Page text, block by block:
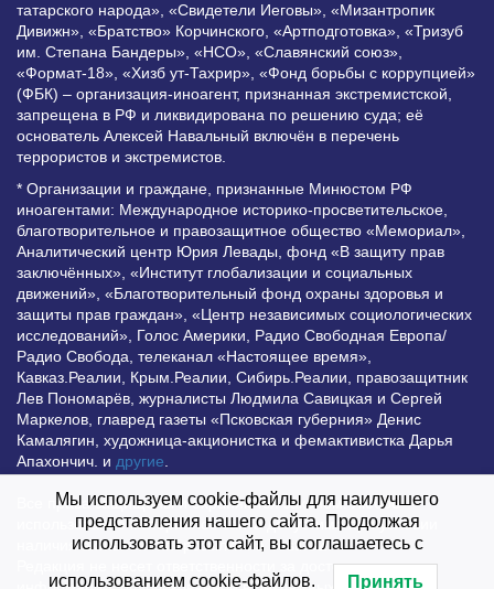
татарского народа», «Свидетели Иеговы», «Мизантропик
Дивижн», «Братство» Корчинского, «Артподготовка», «Тризуб
им. Степана Бандеры», «НСО», «Славянский союз»,
«Формат-18», «Хизб ут-Тахрир», «Фонд борьбы с коррупцией»
(ФБК) – организация-иноагент, признанная экстремистской,
запрещена в РФ и ликвидирована по решению суда; её
основатель Алексей Навальный включён в перечень
террористов и экстремистов.
* Организации и граждане, признанные Минюстом РФ
иноагентами: Международное историко-просветительское,
благотворительное и правозащитное общество «Мемориал»,
Аналитический центр Юрия Левады, фонд «В защиту прав
заключённых», «Институт глобализации и социальных
движений», «Благотворительный фонд охраны здоровья и
защиты прав граждан», «Центр независимых социологических
исследований», Голос Америки, Радио Свободная Европа/
Радио Свобода, телеканал «Настоящее время»,
Кавказ.Реалии, Крым.Реалии, Сибирь.Реалии, правозащитник
Лев Пономарёв, журналисты Людмила Савицкая и Сергей
Маркелов, главред газеты «Псковская губерния» Денис
Камалягин, художница-акционистка и фемактивистка Дарья
Апахончич. и другие
Все права защищены и охраняются законом. Любое
использование материалов сайта допустимо при условии
наличия активной гиперссылки на Vesti.UZ.
Редакция не несет ответственности за достоверность
Мы используем cookie-файлы для наилучшего
представления нашего сайта. Продолжая
использовать этот сайт, вы соглашаетесь с
использованием cookie-файлов. Принять